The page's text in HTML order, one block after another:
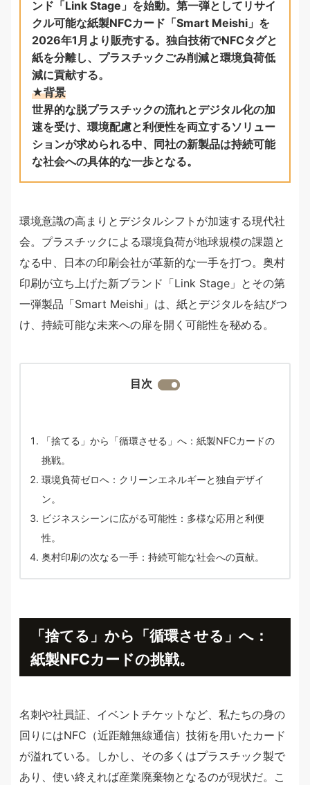
ンド「Link Stage」を始動。第一弾としてリサイ
クル可能な紙製NFCカード「Smart Meishi」を
2026年1月より販売する。独自技術でNFCタグと
紙を分離し、プラスチックごみ削減と環境負荷低
減に貢献する。
★背景
世界的な脱プラスチックの流れとデジタル化の加
速を受け、環境配慮と利便性を両立するソリュー
ションが求められる中、同社の新製品は持続可能
な社会への具体的な一歩となる。
環境意識の高まりとデジタルシフトが加速する現代社
会。プラスチックによる環境負荷が地球規模の課題と
なる中、日本の印刷会社が革新的な一手を打つ。奥村
印刷が立ち上げた新ブランド「Link Stage」とその第
一弾製品「Smart Meishi」は、紙とデジタルを結びつ
け、持続可能な未来への扉を開く可能性を秘める。
目次
「捨てる」から「循環させる」へ：紙製NFCカードの
挑戦。
環境負荷ゼロへ：クリーンエネルギーと独自デザイ
ン。
ビジネスシーンに広がる可能性：多様な応用と利便
性。
奥村印刷の次なる一手：持続可能な社会への貢献。
「捨てる」から「循環させる」へ：
紙製NFCカードの挑戦。
名刺や社員証、イベントチケットなど、私たちの身の
回りにはNFC（近距離無線通信）技術を用いたカード
が溢れている。しかし、その多くはプラスチック製で
あり、使い終えれば産業廃棄物となるのが現状だ。こ